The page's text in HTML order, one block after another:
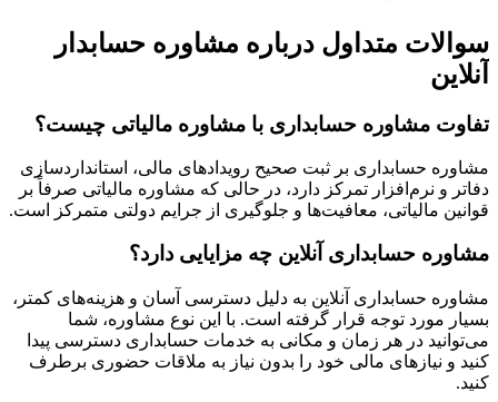
سوالات متداول درباره مشاوره حسابدار
آنلاین
تفاوت مشاوره حسابداری با مشاوره مالیاتی چیست؟
مشاوره حسابداری بر ثبت صحیح رویدادهای مالی، استانداردسازی
دفاتر و نرم‌افزار تمرکز دارد، در حالی که مشاوره مالیاتی صرفاً بر
قوانین مالیاتی، معافیت‌ها و جلوگیری از جرایم دولتی متمرکز است.
مشاوره حسابداری آنلاین چه مزایایی دارد؟
مشاوره حسابداری آنلاین به دلیل دسترسی آسان و هزینه‌های کمتر،
بسیار مورد توجه قرار گرفته است. با این نوع مشاوره، شما
می‌توانید در هر زمان و مکانی به خدمات حسابداری دسترسی پیدا
کنید و نیازهای مالی خود را بدون نیاز به ملاقات حضوری برطرف
کنید.